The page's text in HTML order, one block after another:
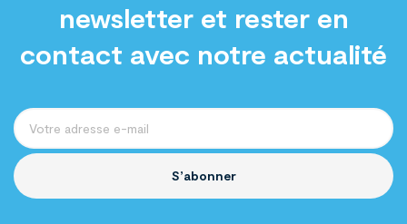
newsletter et rester en
contact avec notre actualité
S’abonner